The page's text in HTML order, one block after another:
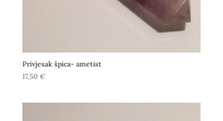
Privjesak špica- ametist
17,50 €